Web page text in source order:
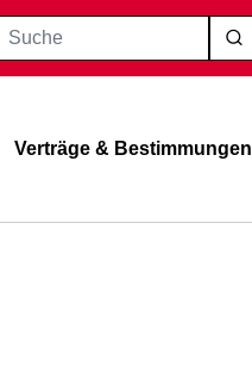
Suche
Verträge & Bestimmungen